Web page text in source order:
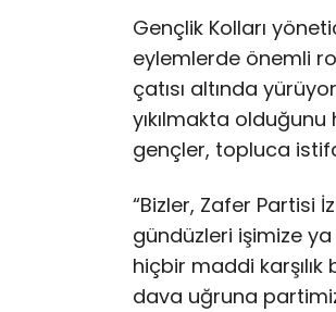
Gençlik Kolları
eylemlerde önemli
çatısı altında
yıkılmakta olduğunu
gençler, topluca
“Bizler, Zafer Partisi
gündüzleri işimize ya
hiçbir maddi karşılık
dava uğruna